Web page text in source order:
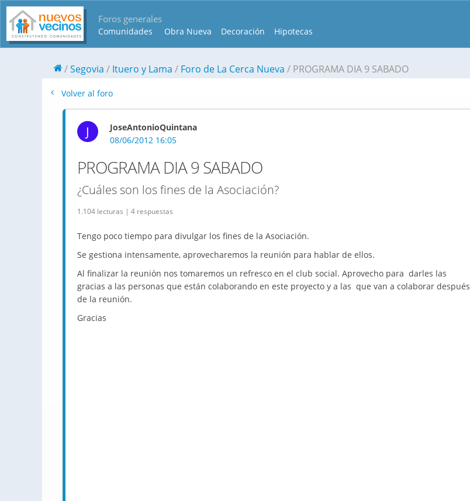
Foros generales
Comunidades Obra Nueva Decoración Hipotecas
Segovia Ituero y Lama Foro de La Cerca Nueva PROGRAMA DIA 9 SABADO
Volver al foro
J
JoseAntonioQuintana
08/06/2012 16:05
PROGRAMA DIA 9 SABADO
¿Cuáles son los fines de la Asociación?
1.104 lecturas | 4 respuestas
Tengo poco tiempo para divulgar los fines de la Asociación.
Se gestiona intensamente, aprovecharemos la reunión para hablar de ellos.
Al finalizar la reunión nos tomaremos un refresco en el club social. Aprovecho para darles las
gracias a las personas que están colaborando en este proyecto y a las que van a colaborar después
de la reunión.
Gracias